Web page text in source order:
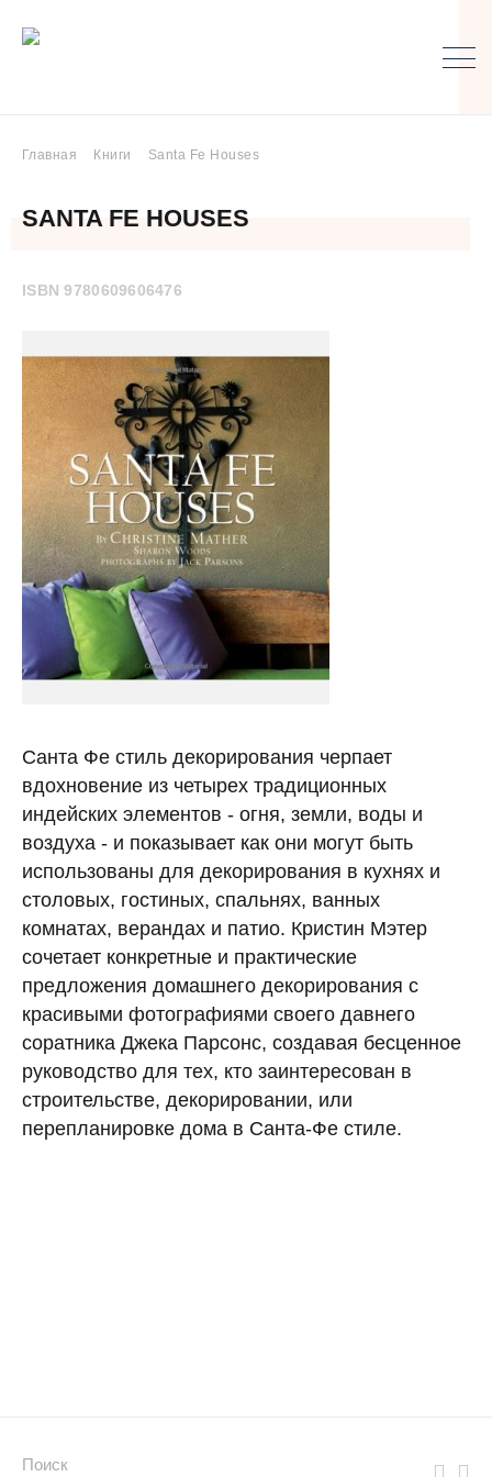
Главная Книги Santa Fe Houses
SANTA FE HOUSES
ISBN 9780609606476
Санта Фе стиль декорирования черпает
вдохновение из четырех традиционных
индейских элементов - огня, земли, воды и
воздуха - и показывает как они могут быть
использованы для декорирования в кухнях и
столовых, гостиных, спальнях, ванных
комнатах, верандах и патио. Кристин Мэтер
сочетает конкретные и практические
предложения домашнего декорирования с
красивыми фотографиями своего давнего
соратника Джека Парсонс, создавая бесценное
руководство для тех, кто заинтересован в
строительстве, декорировании, или
перепланировке дома в Санта-Фе стиле.